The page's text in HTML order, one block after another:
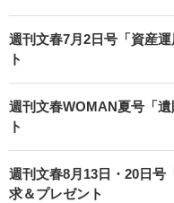
週刊文春7月2日号「資産
ト
週刊文春WOMAN夏号「
ト
週刊文春8月13日・20日号
求＆プレゼント